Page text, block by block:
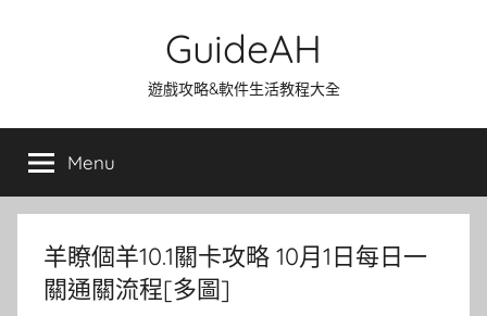
GuideAH
遊戲攻略&軟件生活教程大全
Menu
羊瞭個羊10.1關卡攻略 10月1日每日一
關通關流程[多圖]